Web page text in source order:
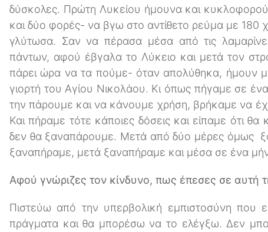
δύσκολες. Πρώτη Λυκείου ήμουνα και
και δύο φορές- να βγω στο αντίθετο ρεύμα με 180
γλύτωσα. Σαν να πέρασα μέσα από τις
πάντων, αφού έβγαλα το Λύκειο και μετά τον
πάρει ώρα να τα πούμε- όταν απολύθηκα, ήμουν
γιορτή του Αγίου Νικολάου. Κι όπως πήγαμε σε
την πάρουμε και να κάνουμε χρήση, βρήκαμε να
Και πήραμε τότε κάποιες δόσεις και είπαμε ότι
δεν θα ξαναπάρουμε. Μετά από δύο μέρες όμως
ξαναπήραμε, μετά ξαναπήραμε και μέσα σε ένα
Αφού γνώριζες τον κίνδυνο, πως έπεσες σε αυτή
Πιστεύω από την υπερβολική εμπιστοσύνη που
πράγματα και θα μπορέσω να το ελέγξω. Δεν